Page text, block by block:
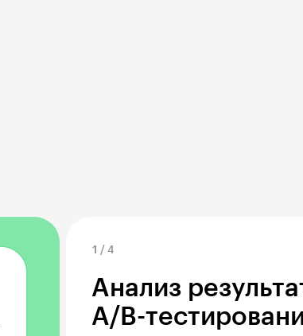
1 / 4
Анализ
A/B-